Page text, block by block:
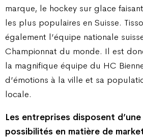
marque, le hockey sur glace
les plus populaires en Suisse.
également l’équipe nationale
Championnat du monde. Il est
la magnifique équipe du HC
d’émotions à la ville et sa
locale.
Les entreprises disposent
possibilités en matière de